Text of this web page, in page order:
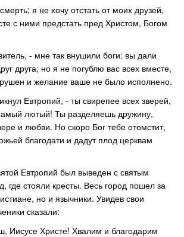
я не хочу отстать от моих друзей,
с ними предстать пред Христом, Богом
- мне так внушили боги: вы дали
друга; но я не погублю вас всех вместе,
и желание ваше не было исполнено.
Евтропий, - ты свирепее всех зверей,
лютый! Ты разделяешь дружину,
и любви. Но скоро Бог тебе отомстит,
благодати и дадут плод церквам
Евтропий был выведен с святым
где стояли кресты. Весь город пошел за
но и язычники. Увидев свои
сказали:
Иисусе Христе! Хвалим и благодарим